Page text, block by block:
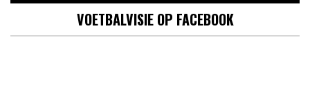
VOETBALVISIE OP FACEBOOK